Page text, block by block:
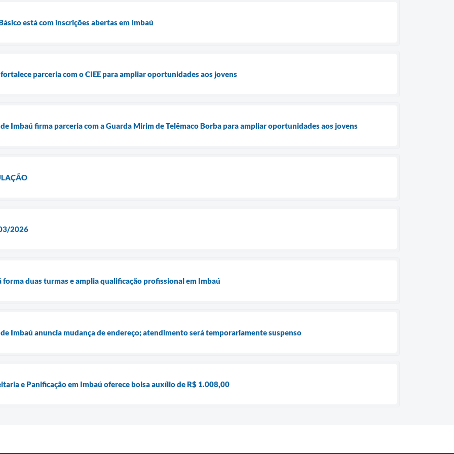
está com inscrições abertas em Imbaú
parceria com o CIEE para ampliar oportunidades aos jovens
Imbaú firma parceria com a Guarda Mirim de Telêmaco Borba para ampliar oportunidades aos jovens
2026
duas turmas e amplia qualificação profissional em Imbaú
Imbaú anuncia mudança de endereço; atendimento será temporariamente suspenso
e Panificação em Imbaú oferece bolsa auxílio de R$ 1.008,00